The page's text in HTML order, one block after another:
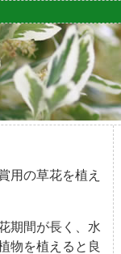
用の草花を植え
期間が長く、水
物を植えると良